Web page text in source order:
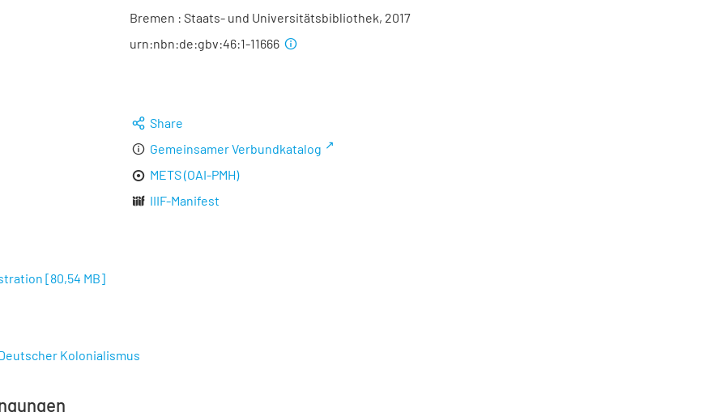
Bremen : Staats- und Universitätsbibliothek, 2017
urn:nbn:de:gbv:46:1-11666
Share
Gemeinsamer Verbundkatalog
METS (OAI-PMH)
IIIF-Manifest
[80,54 MB]
Kolonialismus